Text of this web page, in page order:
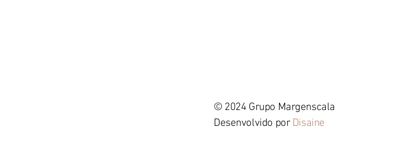
© 2024 Grupo Margenscala
Desenvolvido por Disaine